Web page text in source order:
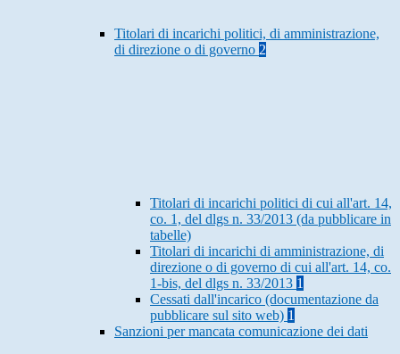
Titolari di incarichi politici, di amministrazione,
di direzione o di governo 2
Titolari di incarichi politici di cui all'art. 14,
co. 1, del dlgs n. 33/2013 (da pubblicare in
tabelle)
Titolari di incarichi di amministrazione, di
direzione o di governo di cui all'art. 14, co.
1-bis, del dlgs n. 33/2013 1
Cessati dall'incarico (documentazione da
pubblicare sul sito web) 1
Sanzioni per mancata comunicazione dei dati